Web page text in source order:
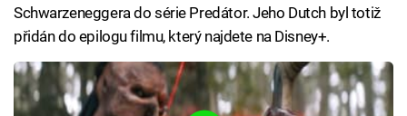
Schwarzeneggera do série Predátor. Jeho Dutch byl totiž
přidán do epilogu filmu, který najdete na Disney+.